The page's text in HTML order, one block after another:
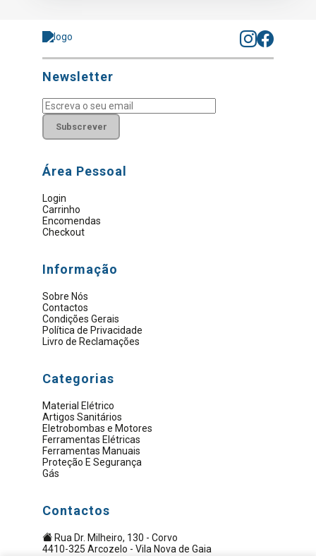
Newsletter
Subscrever
Área Pessoal
Login
Carrinho
Encomendas
Checkout
Informação
Sobre Nós
Contactos
Condições Gerais
Política de Privacidade
Livro de Reclamações
Categorias
Material Elétrico
Artigos Sanitários
Eletrobombas e Motores
Ferramentas Elétricas
Ferramentas Manuais
Proteção E Segurança
Gás
Contactos
Rua Dr. Milheiro, 130 - Corvo
4410-325 Arcozelo - Vila Nova de Gaia